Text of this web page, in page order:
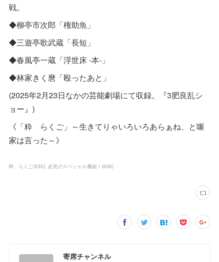
戦。
◆柳亭市次郎「権助魚」
◆三遊亭歌武蔵「長短」
◆春風亭一蔵「浮世床 -本-」
◆林家きく麿「殴ったあと」
(2025年2月23日なかの芸能劇場にて収録。『3肥良乱シ
ョー』)
《「粋 らくご」～生きてりゃいろいろあらぁね、と噺
家は言った～》
粋 らくご(232) 必見のスペシャル番組！ (656)
寄席チャンネル